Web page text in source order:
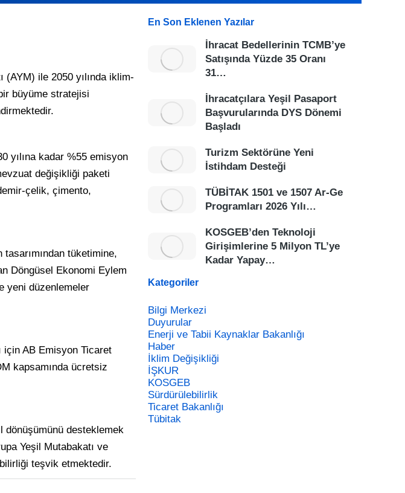
(AYM) ile 2050 yılında iklim-
büyüme stratejisi
yılına kadar %55 emisyon
değişikliği paketi
çelik, çimento,
tüketimine,
Döngüsel Ekonomi Eylem
yeni düzenlemeler
için AB Emisyon Ticaret
kapsamında ücretsiz
dönüşümünü desteklemek
Yeşil Mutabakatı ve
teşvik etmektedir.
En Son Eklenen Yazılar
İhracat Bedellerinin TCMB’ye
Satışında Yüzde 35 Oranı
31…
İhracatçılara Yeşil Pasaport
Başvurularında DYS Dönemi
Başladı
Turizm Sektörüne Yeni
İstihdam Desteği
TÜBİTAK 1501 ve 1507 Ar-Ge
Programları 2026 Yılı…
KOSGEB’den Teknoloji
Girişimlerine 5 Milyon TL’ye
Kadar Yapay…
Kategoriler
Bilgi Merkezi
Duyurular
Enerji ve Tabii Kaynaklar Bakanlığı
Haber
İklim Değişikliği
İŞKUR
KOSGEB
Sürdürülebilirlik
Ticaret Bakanlığı
Tübitak